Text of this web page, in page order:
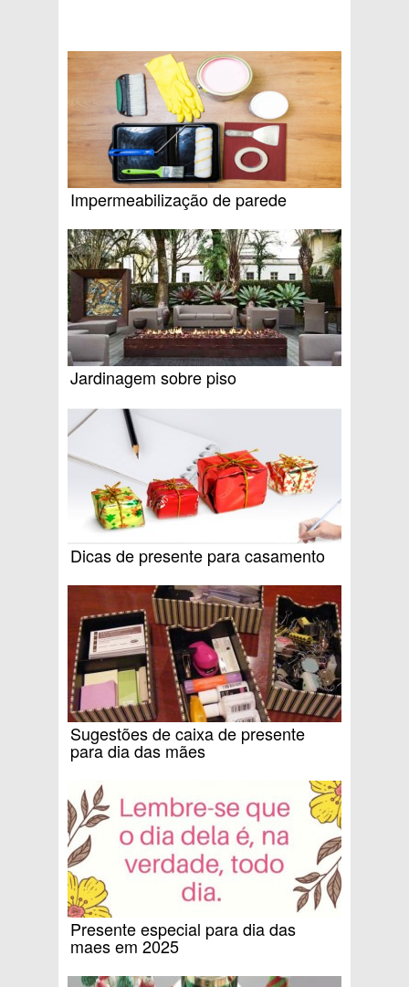
Impermeabilização de parede
Jardinagem sobre piso
Dicas de presente para casamento
Sugestões de caixa de presente
para dia das mães
Presente especial para dia das
maes em 2025